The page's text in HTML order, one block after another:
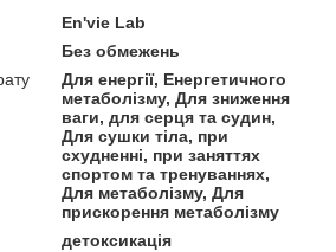
En'vie Lab
Без обмежень
Для енергії, Енергетичного
метаболізму, Для зниження
ваги, для серця та судин,
Для сушки тіла, при
схудненні, при заняттях
спортом та тренуваннях,
Для метаболізму, Для
прискорення метаболізму
детоксикація